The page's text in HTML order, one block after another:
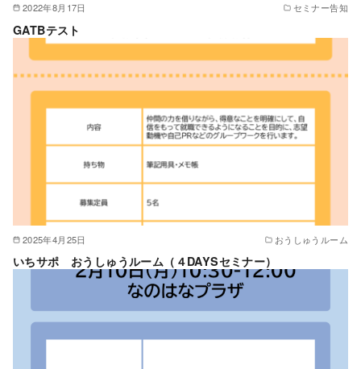
2022年8月17日 セミナー告知
GATBテスト
2025年4月25日 おうしゅうルーム
いちサポ おうしゅうルーム（４DAYSセミナー）